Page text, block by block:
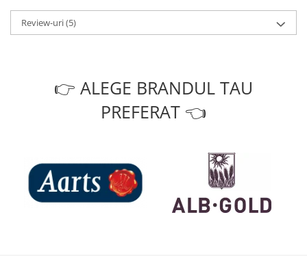
Review-uri(5)
👉 ALEGE BRANDUL TAU
PREFERAT 👈